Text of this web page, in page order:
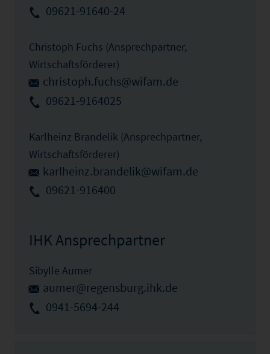
09621-91640-24
Christoph Fuchs (Ansprechpartner,
Wirtschaftsförderer)
christoph.fuchs@wifam.de
09621-9164025
Karlheinz Brandelik (Ansprechpartner,
Wirtschaftsförderer)
karlheinz.brandelik@wifam.de
09621-916400
IHK Ansprechpartner
Sibylle Aumer
aumer@regensburg.ihk.de
0941-5694-244